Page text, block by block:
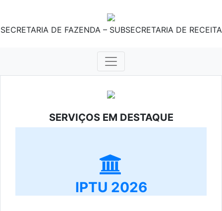
SECRETARIA DE FAZENDA – SUBSECRETARIA DE RECEITA
SERVIÇOS EM DESTAQUE
IPTU 2026